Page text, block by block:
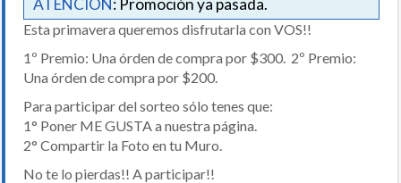
ATENCIÓN: Promoción ya pasada.
Esta primavera queremos disfrutarla con VOS!!
1º Premio: Una órden de compra por $300. 2º Premio:
Una órden de compra por $200.
Para participar del sorteo sólo tenes que:
1° Poner ME GUSTA a nuestra página.
2° Compartir la Foto en tu Muro.
No te lo pierdas!! A participar!!